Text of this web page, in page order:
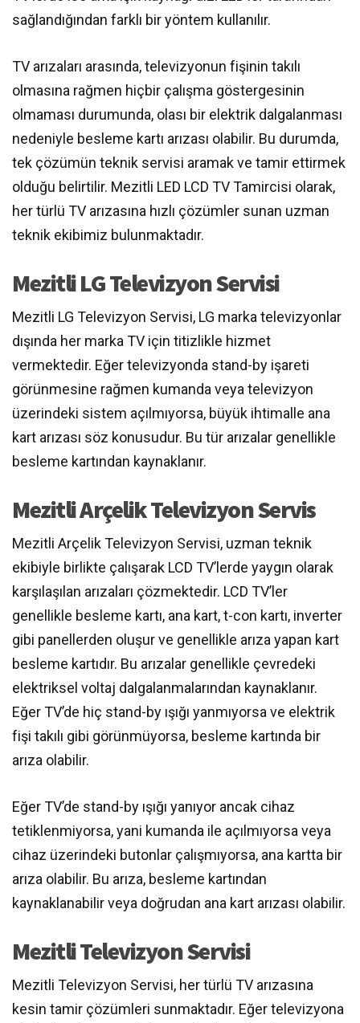
sağlandığından farklı bir yöntem kullanılır.
TV arızaları arasında, televizyonun fişinin takılı
olmasına rağmen hiçbir çalışma göstergesinin
olmaması durumunda, olası bir elektrik dalgalanması
nedeniyle besleme kartı arızası olabilir. Bu durumda,
tek çözümün teknik servisi aramak ve tamir ettirmek
olduğu belirtilir. Mezitli LED LCD TV Tamircisi olarak,
her türlü TV arızasına hızlı çözümler sunan uzman
teknik ekibimiz bulunmaktadır.
Mezitli LG Televizyon Servisi
Mezitli LG Televizyon Servisi, LG marka televizyonlar
dışında her marka TV için titizlikle hizmet
vermektedir. Eğer televizyonda stand-by işareti
görünmesine rağmen kumanda veya televizyon
üzerindeki sistem açılmıyorsa, büyük ihtimalle ana
kart arızası söz konusudur. Bu tür arızalar genellikle
besleme kartından kaynaklanır.
Mezitli Arçelik Televizyon Servis
Mezitli Arçelik Televizyon Servisi, uzman teknik
ekibiyle birlikte çalışarak LCD TV’lerde yaygın olarak
karşılaşılan arızaları çözmektedir. LCD TV’ler
genellikle besleme kartı, ana kart, t-con kartı, inverter
gibi panellerden oluşur ve genellikle arıza yapan kart
besleme kartıdır. Bu arızalar genellikle çevredeki
elektriksel voltaj dalgalanmalarından kaynaklanır.
Eğer TV’de hiç stand-by ışığı yanmıyorsa ve elektrik
fişi takılı gibi görünmüyorsa, besleme kartında bir
arıza olabilir.
Eğer TV’de stand-by ışığı yanıyor ancak cihaz
tetiklenmiyorsa, yani kumanda ile açılmıyorsa veya
cihaz üzerindeki butonlar çalışmıyorsa, ana kartta bir
arıza olabilir. Bu arıza, besleme kartından
kaynaklanabilir veya doğrudan ana kart arızası olabilir.
Mezitli Televizyon Servisi
Mezitli Televizyon Servisi, her türlü TV arızasına
kesin tamir çözümleri sunmaktadır. Eğer televizyona